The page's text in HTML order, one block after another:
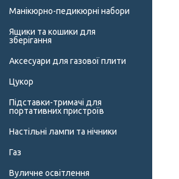
Манікюрно-педикюрні набори
Ящики та кошики для
зберігання
Аксесуари для газової плити
Цукор
Підставки-тримачі для
портативних пристроїв
Настільні лампи та нічники
Газ
Вуличне освітлення